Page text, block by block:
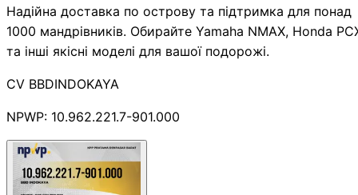
Надійна доставка по острову та підтримка для понад
1000 мандрівників. Обирайте Yamaha NMAX, Honda
та інші якісні моделі для вашої подорожі.
CV BBDINDOKAYA
NPWP: 10.962.221.7-901.000